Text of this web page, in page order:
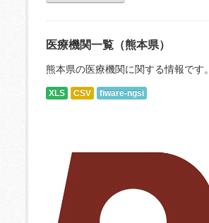
医療機関一覧（熊本県）
熊本県の医療機関に関する情報です。
XLS CSV fiware-ngsi